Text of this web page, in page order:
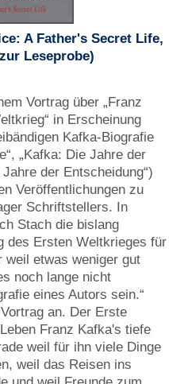
A Father's Secret Life,
Leseprobe)
Vortrag über „Franz
in Erscheinung
Kafka-Biografie
„Kafka: Die Jahre der
der Entscheidung“)
Veröffentlichungen zu
Schriftstellers. In
Stach die bislang
des Ersten Weltkrieges für
weil etwas weniger gut
noch lange nicht
eines Autors sein.“
an. Der Erste
Franz Kafka's tiefe
weil für ihn viele Dinge
weil das Reisen ins